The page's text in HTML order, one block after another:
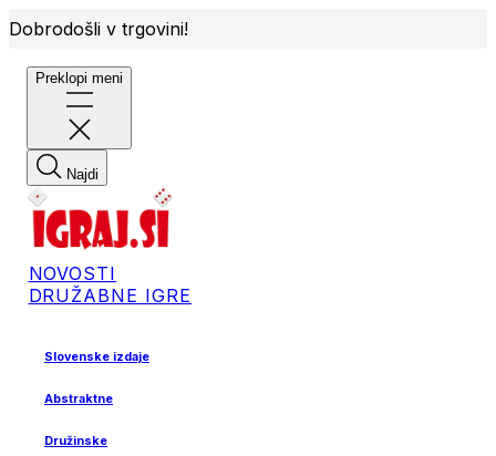
Dobrodošli v trgovini!
Preklopi meni
Najdi
NOVOSTI
DRUŽABNE IGRE
Slovenske izdaje
Abstraktne
Družinske